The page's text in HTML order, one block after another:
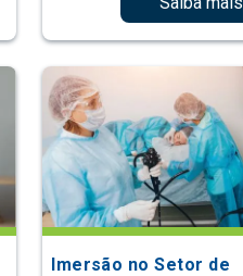
Imersão no Setor de